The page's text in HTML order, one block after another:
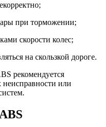
при торможении;
скорости колес;
на скользкой дороге.
рекомендуется
или